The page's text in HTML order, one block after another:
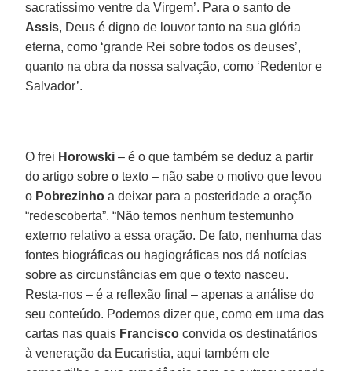
sacratíssimo ventre da Virgem’. Para o santo de
Assis, Deus é digno de louvor tanto na sua glória
eterna, como ‘grande Rei sobre todos os deuses’,
quanto na obra da nossa salvação, como ‘Redentor e
Salvador’.
O frei Horowski – é o que também se deduz a partir
do artigo sobre o texto – não sabe o motivo que levou
o Pobrezinho a deixar para a posteridade a oração
“redescoberta”. “Não temos nenhum testemunho
externo relativo a essa oração. De fato, nenhuma das
fontes biográficas ou hagiográficas nos dá notícias
sobre as circunstâncias em que o texto nasceu.
Resta-nos – é a reflexão final – apenas a análise do
seu conteúdo. Podemos dizer que, como em uma das
cartas nas quais Francisco convida os destinatários
à veneração da Eucaristia, aqui também ele